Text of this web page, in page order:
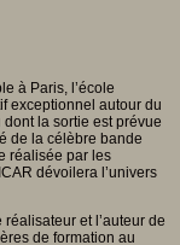
à Paris, l’école
exceptionnel autour du
la sortie est prévue
de la célèbre bande
réalisée par les
dévoilera l’univers
et l’auteur de
de formation au